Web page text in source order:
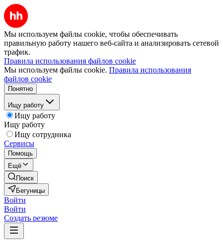
Мы используем файлы cookie, чтобы обеспечивать
правильную работу нашего веб-сайта и анализировать сетевой
трафик.
Правила использования файлов cookie
Мы используем файлы cookie. Правила использования
файлов cookie
Понятно
Ищу работу
Ищу работу
Ищу работу
Ищу сотрудника
Сервисы
Помощь
Ещё
Поиск
Бегуницы
Войти
Войти
Создать резюме